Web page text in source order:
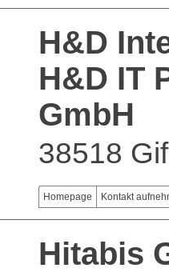
H&D
H&D IT
GmbH
38518
Homepage Kontakt
Hitabis